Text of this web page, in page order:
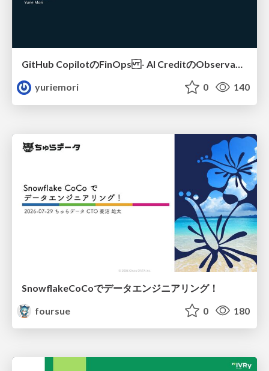
GitHub CopilotのFinOps - AI CreditのObservabilityと価値を生むためのエージェント設計
yuriemori
0 140
SnowflakeCoCoでデータエンジニアリング！
foursue
0 180